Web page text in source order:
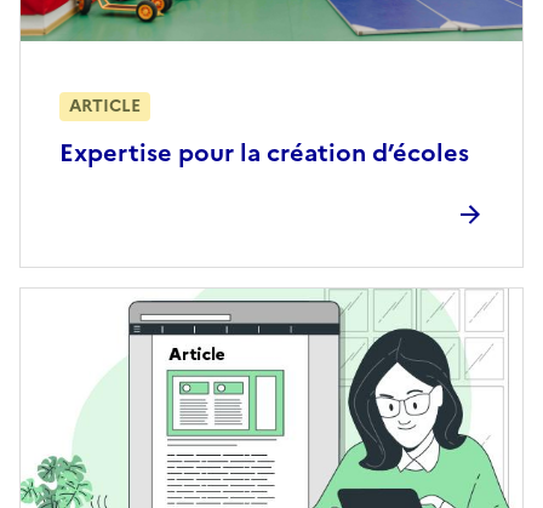
Expertise pour la création d’écoles
ARTICLE